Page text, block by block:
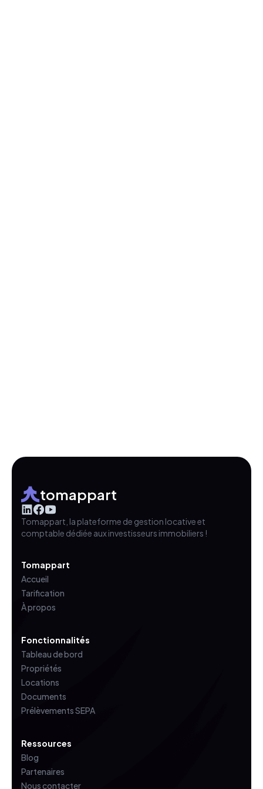
tomappart
Tomappart, la plateforme de gestion locative et
comptable dédiée aux investisseurs immobiliers !
Tomappart
Accueil
Tarification
À propos
Fonctionnalités
Tableau de bord
Propriétés
Locations
Documents
Prélèvements SEPA
Ressources
Blog
Partenaires
Nous contacter